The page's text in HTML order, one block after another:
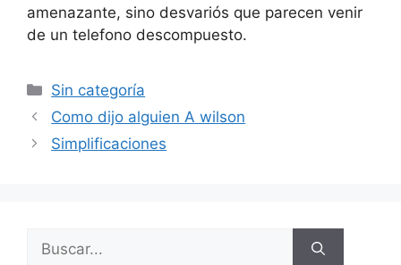
amenazante, sino desvariós que parecen venir
de un telefono descompuesto.
Categorías
Sin categoría
Como dijo alguien A wilson
Simplificaciones
Buscar: